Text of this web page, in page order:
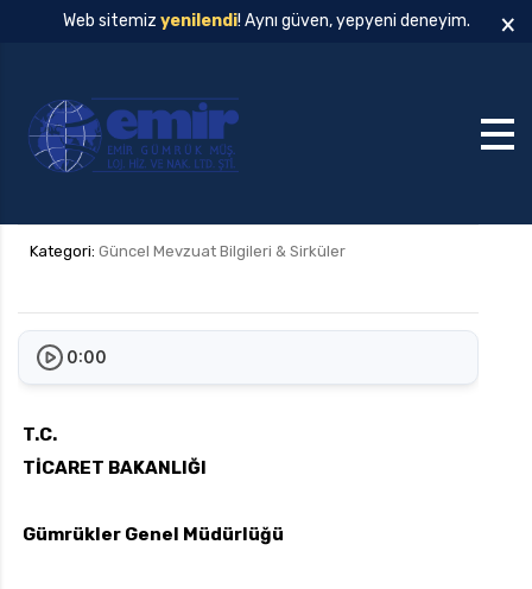
Web sitemiz yenilendi! Aynı güven, yepyeni deneyim. ×
Kategori: Güncel Mevzuat Bilgileri & Sirküler
0:00
T.C.
TİCARET BAKANLIĞI
Gümrükler Genel Müdürlüğü